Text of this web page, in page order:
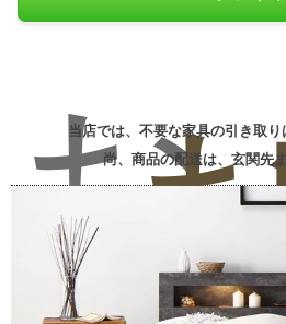
お
当店では、不要な家具の引き取り
尚、商品の配送は、玄関先